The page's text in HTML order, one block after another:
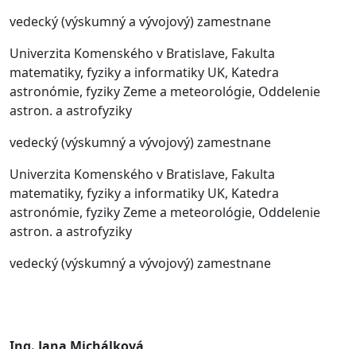
vedecký (výskumný a vývojový) zamestnane
Univerzita Komenského v Bratislave, Fakulta
matematiky, fyziky a informatiky UK, Katedra
astronómie, fyziky Zeme a meteorológie, Oddelenie
astron. a astrofyziky
vedecký (výskumný a vývojový) zamestnane
Univerzita Komenského v Bratislave, Fakulta
matematiky, fyziky a informatiky UK, Katedra
astronómie, fyziky Zeme a meteorológie, Oddelenie
astron. a astrofyziky
vedecký (výskumný a vývojový) zamestnane